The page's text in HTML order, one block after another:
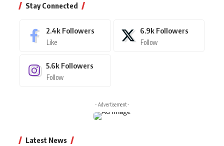
Stay Connected
2.4k Followers
Like
6.9k Followers
Follow
5.6k Followers
Follow
- Advertisement -
Latest News